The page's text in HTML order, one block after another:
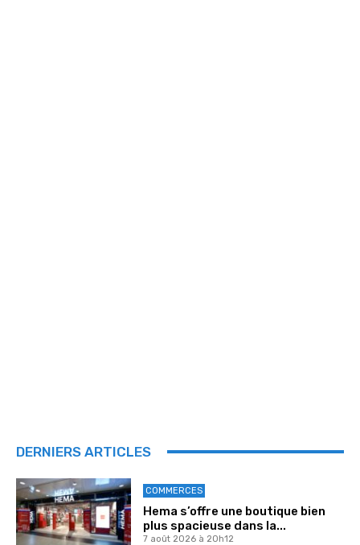
DERNIERS ARTICLES
COMMERCES
Hema s’offre une boutique bien
plus spacieuse dans la...
7 août 2026 à 20h12